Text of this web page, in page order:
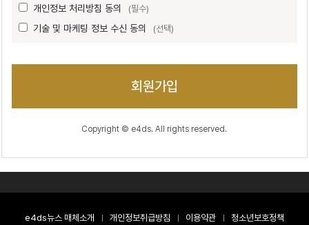
개인정보 처리방침 동의 (필수)
기술 및 마케팅 정보 수신 동의 (선택)
회원가입
Copyright © e4ds. All rights reserved.
e4ds뉴스 매체소개 개인정보취급방침 이용약관
청소년보호정책